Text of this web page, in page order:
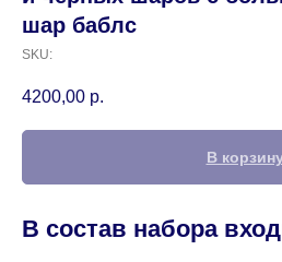
шар баблс
SKU:
4200,00 р.
В
В состав набора